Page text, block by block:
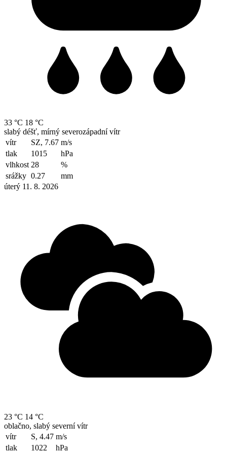
33 °C 18 °C
slabý déšť, mírný severozápadní vítr
vítr
SZ, 7.67 m/s
tlak
1015
hPa
vlhkost 28
%
srážky 0.27
mm
úterý 11. 8. 2026
23 °C 14 °C
oblačno, slabý severní vítr
vítr
S, 4.47 m/s
tlak
1022
hPa